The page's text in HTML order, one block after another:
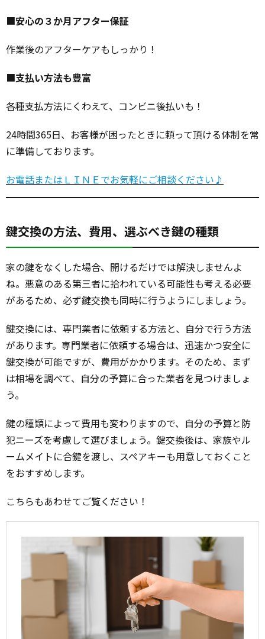
■安心の３か月アフター保証
作業後のアフターケアもしっかり！
■支払い方法も豊富
各種支払方法にくわえて、コンビニ後払いも！
24時間365日、お客様が困ったときに頼って頂ける体制を常
に準備しております。
お電話またはＬＩＮＥでお気軽にご相談ください♪
鍵交換の方法、費用、選ぶべき鍵の種類
家の鍵をなくした場合、開けるだけでは解決しませんよ
ね。悪意のある第三者に拾われている可能性も考える必要
があるため、必ず鍵交換も同時に行うようにしましょう。
鍵交換には、専門業者に依頼する方法と、自分で行う方法
があります。専門業者に依頼する場合は、迅速かつ安全に
鍵交換が可能ですが、費用がかかります。そのため、まず
は相場を調べて、自分の予算に合った業者を見つけましょ
う。
鍵の種類によって費用も変わりますので、自分の予算と防
犯ニーズを考慮して選びましょう。鍵交換後は、家族やル
ームメイトに合鍵を渡し、スペアキーも用意しておくこと
をおすすめします。
こちらもあわせてご覧ください！